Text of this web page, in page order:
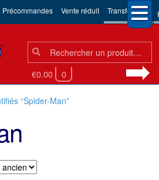
Précommandes Vente réduit Transformers
Chercher:
Chercher
€0.00 0
“Spider-Man”